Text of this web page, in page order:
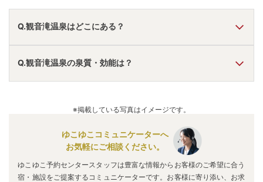
Q.観音滝温泉はどこにある？
A. 観音滝温泉 は、鹿児島県薩摩郡さつま町中津川
す。
車でお越しの方は、横川ICから車で約15分。
のアクセス情報の詳細はこちら。
Q.観音滝温泉の泉質・効能は？
れています。※掲載している写真はイメージです。
ゆこゆこコミュニケーターへ
お気軽にご相談ください。
ゆこゆこ予約センタースタッフは豊富な情報からお客様のご希望に合う
宿・施設をご提案するコミュニケーターです。お客様に寄り添い、お求